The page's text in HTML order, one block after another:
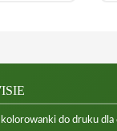
do druku